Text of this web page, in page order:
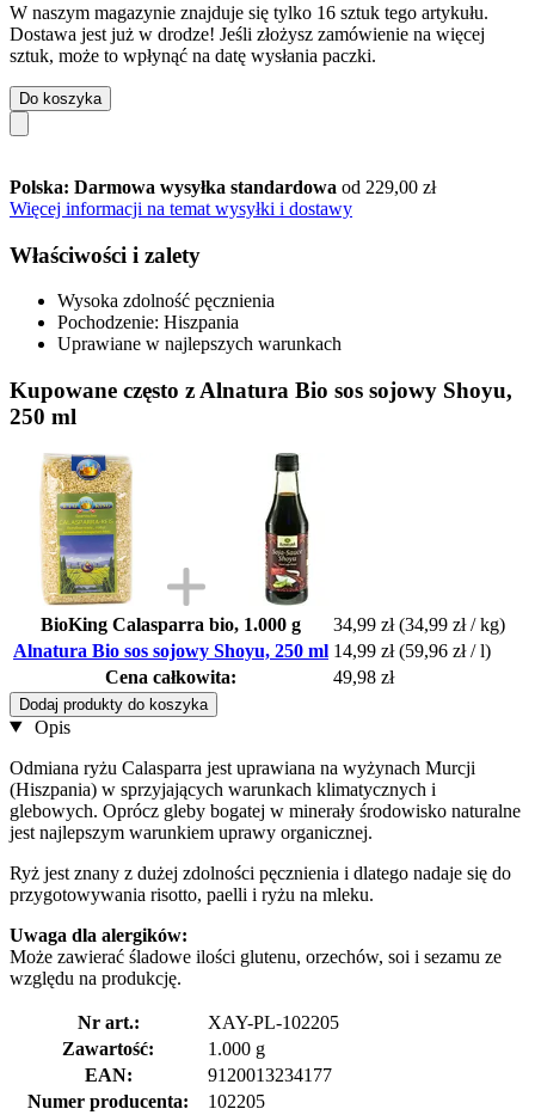
W naszym magazynie znajduje się tylko 16 sztuk tego artykułu.
Dostawa jest już w drodze! Jeśli złożysz zamówienie na więcej
sztuk, może to wpłynąć na datę wysłania paczki.
Do koszyka
Polska: Darmowa wysyłka standardowa od 229,00 zł
Więcej informacji na temat wysyłki i dostawy
Właściwości i zalety
Wysoka zdolność pęcznienia
Pochodzenie: Hiszpania
Uprawiane w najlepszych warunkach
Kupowane często z Alnatura Bio sos sojowy Shoyu,
250 ml
BioKing Calasparra bio, 1.000 g 34,99 zł (34,99 zł / kg)
Alnatura Bio sos sojowy Shoyu, 250 ml 14,99 zł (59,96 zł / l)
Cena całkowita:
49,98 zł
Dodaj produkty do koszyka
Opis
Odmiana ryżu Calasparra jest uprawiana na wyżynach Murcji
(Hiszpania) w sprzyjających warunkach klimatycznych i
glebowych. Oprócz gleby bogatej w minerały środowisko naturalne
jest najlepszym warunkiem uprawy organicznej.
Ryż jest znany z dużej zdolności pęcznienia i dlatego nadaje się do
przygotowywania risotto, paelli i ryżu na mleku.
Uwaga dla alergików:
Może zawierać śladowe ilości glutenu, orzechów, soi i sezamu ze
względu na produkcję.
Nr art.:
XAY-PL-102205
Zawartość:
1.000 g
EAN:
9120013234177
Numer producenta:
102205